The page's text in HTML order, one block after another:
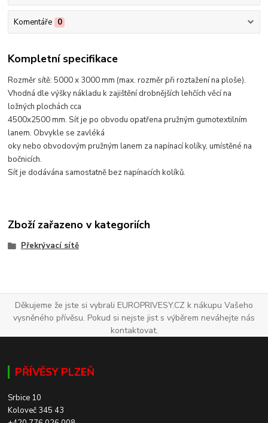
Komentáře 0
Kompletní specifikace
Rozměr sítě: 5000 x 3000 mm (max. rozměr při roztažení na ploše).
Vhodná dle výšky nákladu k zajištění drobnějších lehčích věcí na
ložných plochách cca
4500x2500 mm. Síť je po obvodu opatřena pružným gumotextilním
lanem. Obvykle se zavléká
oky nebo obvodovým pružným lanem za napínací kolíky, umístěné na
bočnicích.
Síť je dodávána samostatně bez napínacích kolíků.
Zboží zařazeno v kategoriích
Překrývací sítě
Děkujeme že jste si vybrali EUROPRIVESY.CZ k nákupu Vašeho
vysněného přívěsu. Pokud si nejste jist s výběrem neváhejte nás
kontaktovat.
PŘÍVĚSY PLZEŇ
Srbice 10
Koloveč 345 43